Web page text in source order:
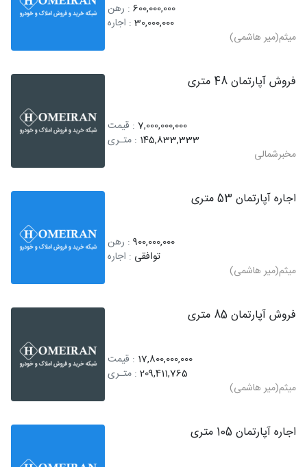
600,000,000 : رهن
30,000,000 : اجاره
میثم(میر هاشمی)
فروش آپارتمان 48 متری
7,000,000,000 : قیمت
145,833,333 : متـری
مخبرشمالی
اجاره آپارتمان 53 متری
900,000,000 : رهن
توافقی : اجاره
میثم(میر هاشمی)
فروش آپارتمان 85 متری
17,800,000,000 : قیمت
209,411,765 : متـری
میثم(میر هاشمی)
اجاره آپارتمان 105 متری